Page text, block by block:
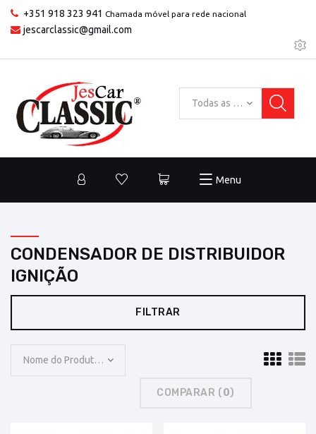
+351 918 323 941 Chamada móvel para rede nacional
jescarclassic@gmail.com
Todas as categorias
Menu
CONDENSADOR DE DISTRIBUIDOR
IGNIÇÃO
FILTRAR
Nome do Produto: A a Z
COMPARAR (0)